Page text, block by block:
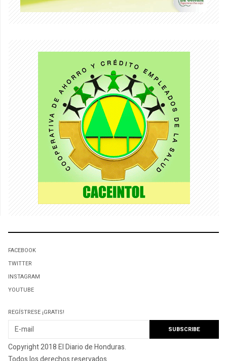
FACEBOOK
TWITTER
INSTAGRAM
YOUTUBE
REGÍSTRESE ¡GRATIS!
Copyright 2018 El Diario de Honduras.